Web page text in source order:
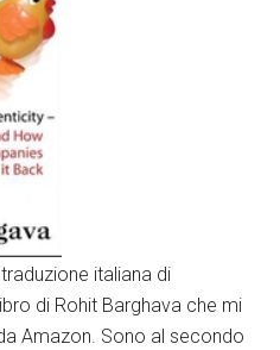
italiana di
di Rohit Barghava che mi
Amazon. Sono al secondo